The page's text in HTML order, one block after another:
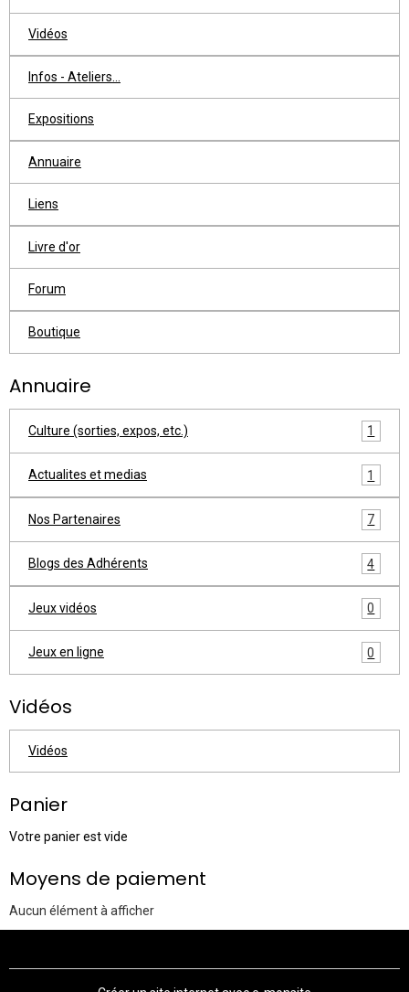
Vidéos
Infos - Ateliers...
Expositions
Annuaire
Liens
Livre d'or
Forum
Boutique
Annuaire
Culture (sorties, expos, etc.) 1
Actualites et medias 1
Nos Partenaires 7
Blogs des Adhérents 4
Jeux vidéos 0
Jeux en ligne 0
Vidéos
Vidéos
Panier
Votre panier est vide
Moyens de paiement
Aucun élément à afficher